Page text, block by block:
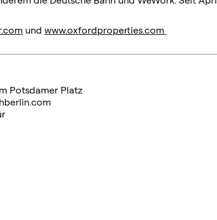
und www.oxfordproperties.com
Potsdamer Platz